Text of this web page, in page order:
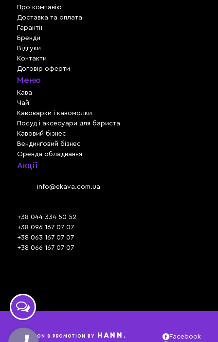
Про компанію
Доставка та оплата
Гарантії
Бренди
Відгуки
Контакти
Договір оферти
Меню
Кава
Чай
Кавоварки і кавомолки
Посуд і аксесуари для бариста
Кавовий бізнес
Вендинговий бізнес
Оренда обладнання
Акції
info@ekava.com.ua
+38 044 334 50 52
+38 096 167 07 07
+38 063 167 07 07
+38 066 167 07 07
CREATION & PROMOTION BY HANN.
Facebook